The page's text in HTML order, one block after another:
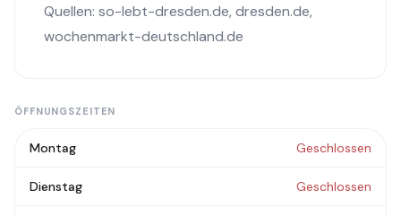
Quellen: so-lebt-dresden.de, dresden.de,
wochenmarkt-deutschland.de
ÖFFNUNGSZEITEN
Montag Geschlossen
Dienstag Geschlossen